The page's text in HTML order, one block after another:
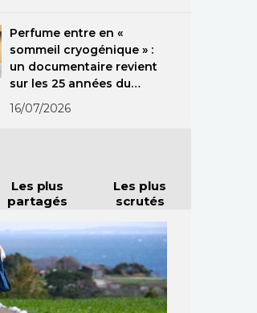
Perfume entre en «
sommeil cryogénique » :
un documentaire revient
sur les 25 années du
groupe
16/07/2026
Les plus
partagés
Les plus
scrutés